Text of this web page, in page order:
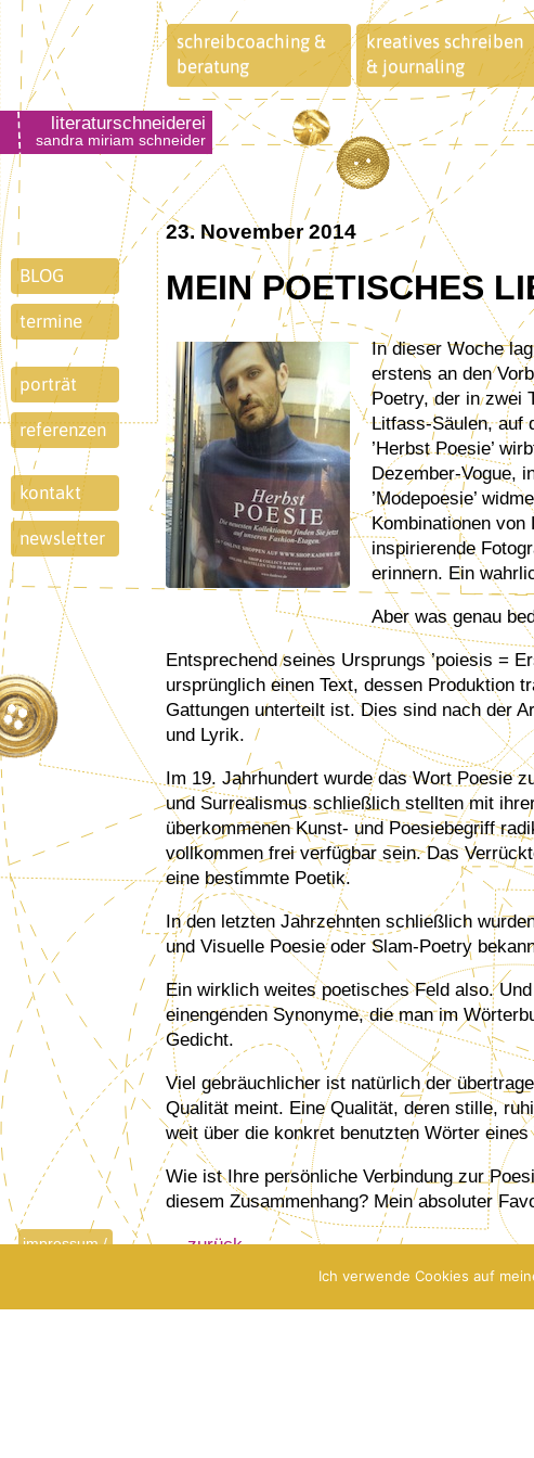
literaturschneiderei
sandra miriam schneider
schreibcoaching &
beratung
kreatives schreiben
& journaling
23. November 2014
MEIN POETISCHES
In dieser Woche
erstens an den
Poetry, der in zwei
Litfass-Säulen, auf
’Herbst Poesie’
Dezember-Vogue,
’Modepoesie’
Kombinationen
inspirierende
erinnern. Ein
Aber was genau
Entsprechend seines Ursprungs ’poiesis =
ursprünglich einen Text, dessen Produktion
Gattungen unterteilt ist. Dies sind nach der
und Lyrik.
Im 19. Jahrhundert wurde das Wort Poesie
und Surrealismus schließlich stellten mit
überkommenen Kunst- und Poesiebegriff
vollkommen frei verfügbar sein. Das
eine bestimmte Poetik.
In den letzten Jahrzehnten schließlich
und Visuelle Poesie oder Slam-Poetry
Ein wirklich weites poetisches Feld also.
einengenden Synonyme, die man im
Gedicht.
Viel gebräuchlicher ist natürlich der
Qualität meint. Eine Qualität, deren stille,
weit über die konkret benutzten Wörter eines
Wie ist Ihre persönliche Verbindung zur
diesem Zusammenhang? Mein absoluter
zurück
BLOG
termine
porträt
referenzen
kontakt
newsletter
impressum /
Ich verwende Cookies auf